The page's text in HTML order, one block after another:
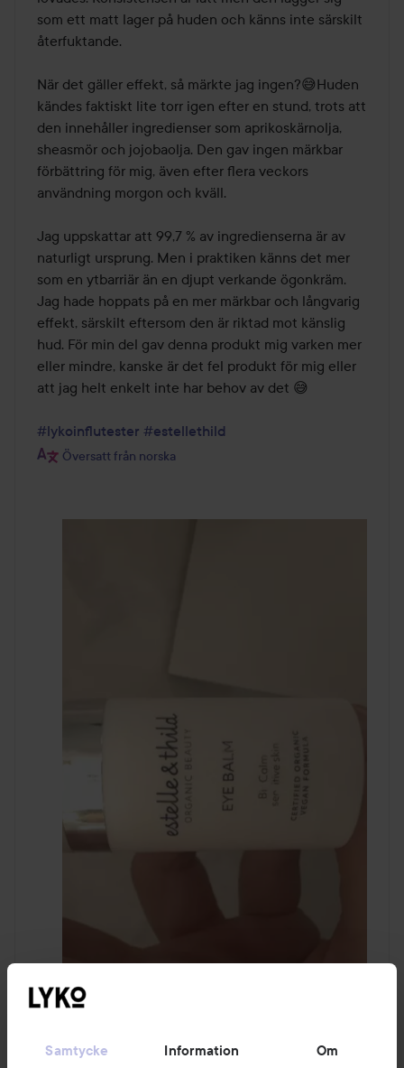
Samtycke Information Om
som ett matt lager på huden och känns inte särskilt
återfuktande.
När det gäller effekt, så märkte jag ingen?😅Huden
kändes faktiskt lite torr igen efter en stund, trots att
den innehåller ingredienser som aprikoskärnolja,
sheasmör och jojobaolja. Den gav ingen märkbar
förbättring för mig, även efter flera veckors
användning morgon och kväll.
Jag uppskattar att 99,7 % av ingredienserna är av
naturligt ursprung. Men i praktiken känns det mer
som en ytbarriär än en djupt verkande ögonkräm.
Jag hade hoppats på en mer märkbar och långvarig
effekt, särskilt eftersom den är riktad mot känslig
hud. För min del gav denna produkt mig varken mer
eller mindre, kanske är det fel produkt för mig eller
att jag helt enkelt inte har behov av det 😅
#lykoinflutester #estellethild
Översatt från norska